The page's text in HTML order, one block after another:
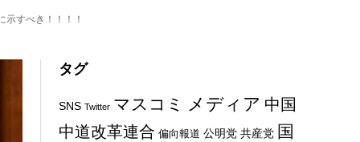
すべき！！！！
タグ
SNS Twitter マスコミ メディア 中国
中道改革連合 偏向報道 公明党 共産党 国